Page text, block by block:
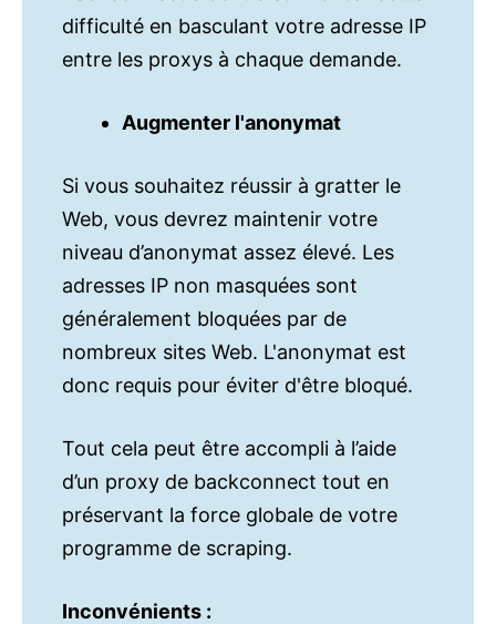
difficulté en basculant votre adresse IP
entre les proxys à chaque demande.
Augmenter l'anonymat
Si vous souhaitez réussir à gratter le
Web, vous devrez maintenir votre
niveau d’anonymat assez élevé. Les
adresses IP non masquées sont
généralement bloquées par de
nombreux sites Web. L'anonymat est
donc requis pour éviter d'être bloqué.
Tout cela peut être accompli à l’aide
d’un proxy de backconnect tout en
préservant la force globale de votre
programme de scraping.
Inconvénients :